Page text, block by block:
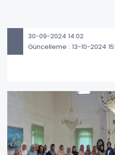
30-09-2024 14:02
Güncelleme : 13-10-2024